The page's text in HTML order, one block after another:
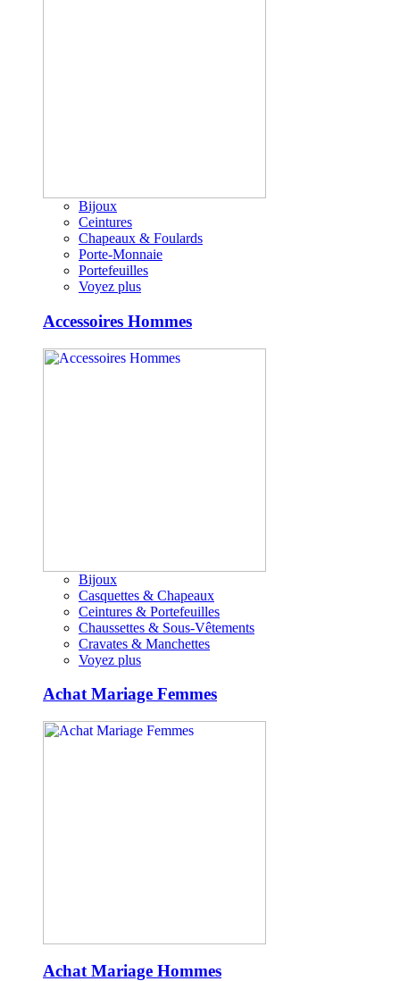
Bijoux
Ceintures
Chapeaux & Foulards
Porte-Monnaie
Portefeuilles
Voyez plus
Accessoires Hommes
Bijoux
Casquettes & Chapeaux
Ceintures & Portefeuilles
Chaussettes & Sous-Vêtements
Cravates & Manchettes
Voyez plus
Achat Mariage Femmes
Achat Mariage Hommes